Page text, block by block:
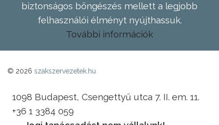
biztonságos böngészés mellett a legjobb
felhasználói élményt nyújthassuk.
További információk
© 2026 szakszervezetek.hu
1098 Budapest, Csengettyű utca 7. II. em. 11.
+36 1 3384 059